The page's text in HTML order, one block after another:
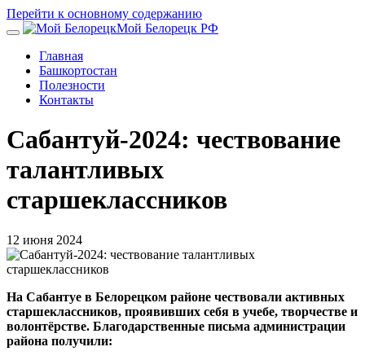
Перейти к основному содержанию
Мой Белорецк РФ
Главная
Башкортостан
Полезности
Контакты
Сабантуй-2024: чествование
талантливых
старшеклассников
12 июня 2024
На Сабантуе в Белорецком районе чествовали активных
старшеклассников, проявивших себя в учебе, творчестве и
волонтёрстве. Благодарственные письма администрации
района получили: